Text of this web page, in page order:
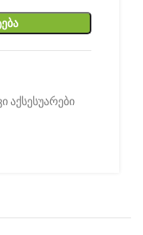
აქსესუარები